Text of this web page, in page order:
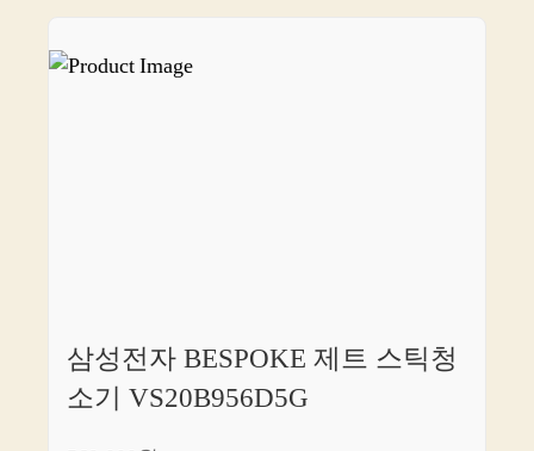
삼성전자 BESPOKE 제트 스틱청
소기 VS20B956D5G